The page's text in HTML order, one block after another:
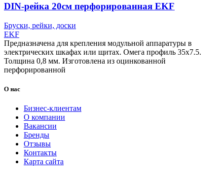
DIN-рейка 20см перфорированная EKF
Бруски, рейки, доски
EKF
Предназначена для крепления модульной аппаратуры в
электрических шкафах или щитах. Омега профиль 35х7.5.
Толщина 0,8 мм. Изготовлена из оцинкованной
перфорированной
О нас
Бизнес-клиентам
О компании
Вакансии
Бренды
Отзывы
Контакты
Карта сайта